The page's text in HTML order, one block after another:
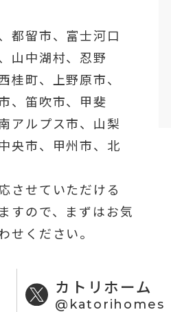
都留市、 富士河口
山中湖村、忍野
桂町、上野原市、
、笛吹市、甲斐
アルプス市、山梨
央市、甲州市、北
させていただける
すので、まずはお気
せください。
カトリホーム
@katorihomes